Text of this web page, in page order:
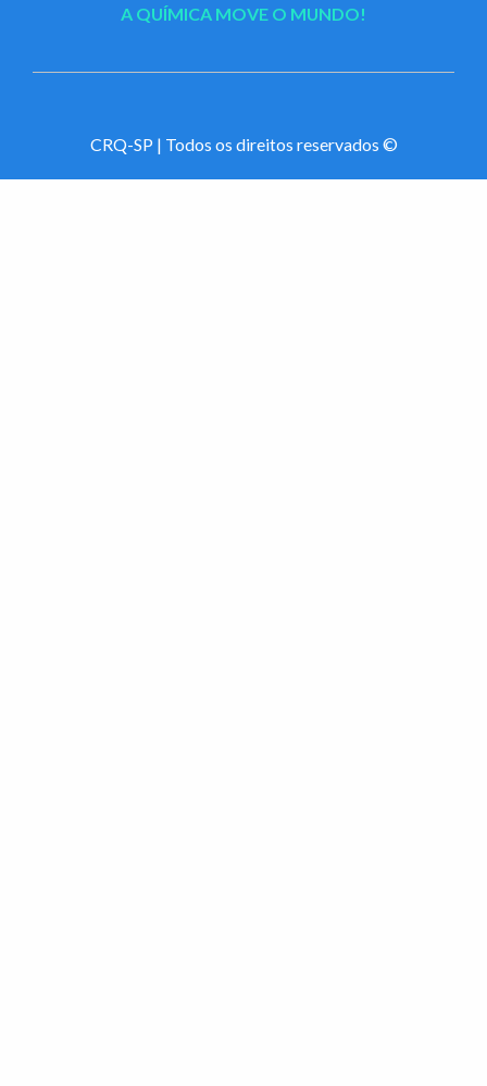
A QUÍMICA MOVE O MUNDO!
CRQ-SP | Todos os direitos reservados ©